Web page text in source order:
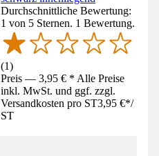
Durchschnittliche Bewertung:
1 von 5 Sternen. 1 Bewertung.
(1)
Preis — 3,95 € * Alle Preise
inkl. MwSt. und ggf. zzgl.
Versandkosten pro ST3,95 €*/
ST